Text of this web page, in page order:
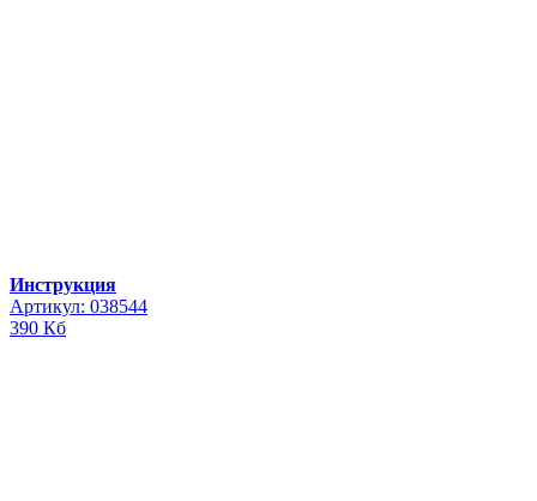
Инструкция
Артикул: 038544
390 Кб